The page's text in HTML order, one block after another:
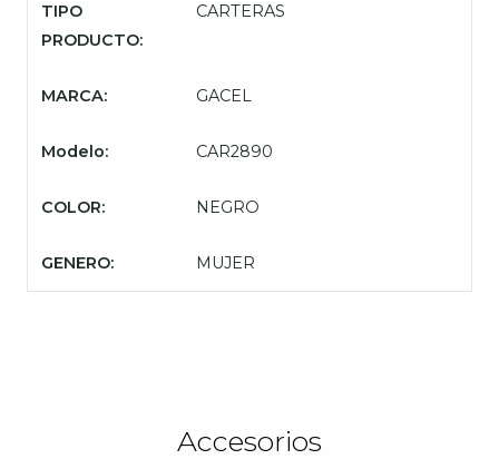
TIPO
PRODUCTO:
CARTERAS
MARCA: GACEL
Modelo: CAR2890
COLOR: NEGRO
GENERO: MUJER
Accesorios